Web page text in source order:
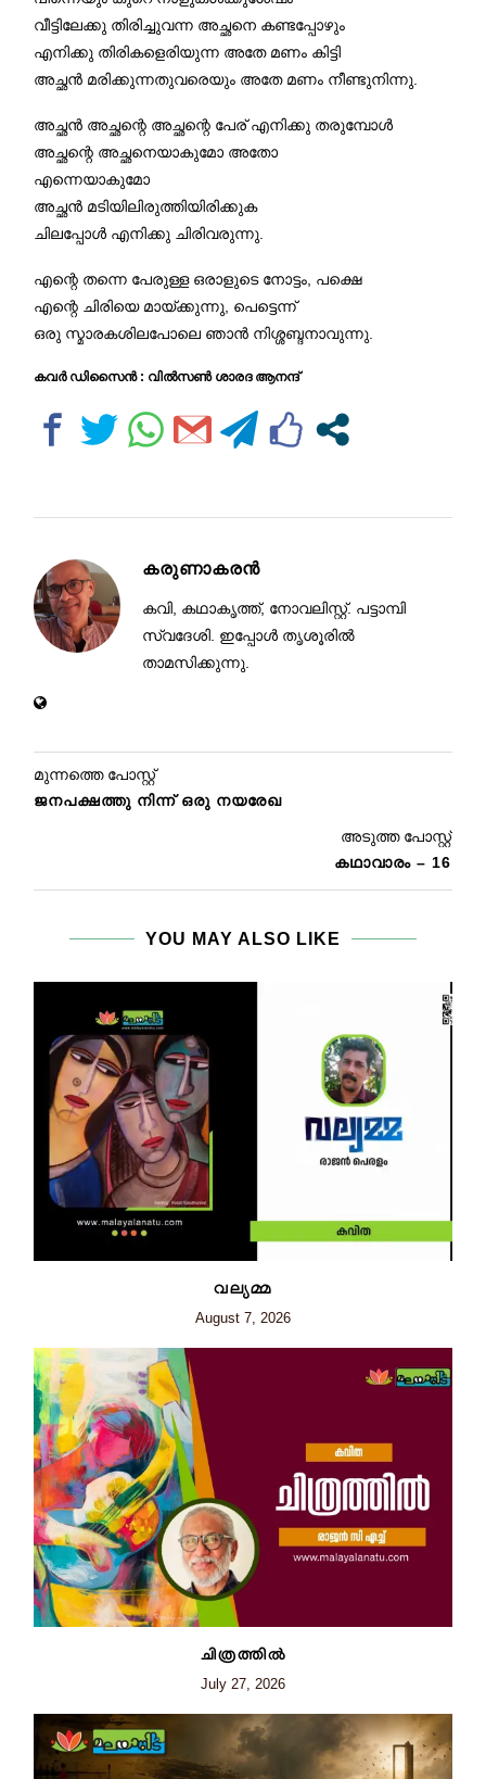
വീട്ടിലേക്കു തിരിച്ചുവന്ന അച്ഛനെ കണ്ടപ്പോഴും
എനിക്കു തിരികളെരിയുന്ന അതേ മണം കിട്ടി
അച്ഛൻ മരിക്കുന്നതുവരെയും അതേ മണം നീണ്ടുനിന്നു.
അച്ഛൻ അച്ഛന്റെ അച്ഛന്റെ പേര് എനിക്കു തരുമ്പോൾ
അച്ഛന്റെ അച്ഛനെയാകുമോ അതോ
എന്നെയാകുമോ
അച്ഛൻ മടിയിലിരുത്തിയിരിക്കുക
ചിലപ്പോൾ എനിക്കു ചിരിവരുന്നു.
എന്റെ തന്നെ പേരുള്ള ഒരാളുടെ നോട്ടം, പക്ഷെ
എന്റെ ചിരിയെ മായ്ക്കുന്നു, പെട്ടെന്ന്
ഒരു സ്മാരകശിലപോലെ ഞാൻ നിശ്ശബ്ദനാവുന്നു.
കവർ ഡിസൈൻ : വിൽസൺ ശാരദ ആനന്ദ്
കരുണാകരൻ
കവി, കഥാകൃത്ത്, നോവലിസ്റ്റ്. പട്ടാമ്പി
സ്വദേശി. ഇപ്പോൾ തൃശൂരിൽ
താമസിക്കുന്നു.
മുന്നത്തെ പോസ്റ്റ്
ജനപക്ഷത്തു നിന്ന് ഒരു നയരേഖ
അടുത്ത പോസ്റ്റ്
കഥാവാരം – 16
YOU MAY ALSO LIKE
വല്യമ്മ
August 7, 2026
ചിത്രത്തില്‍
July 27, 2026